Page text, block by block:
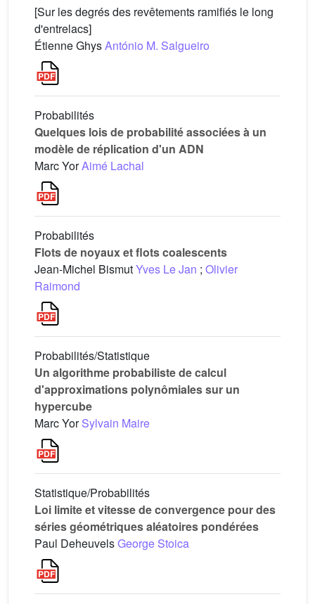
[Sur les degrés des revêtements ramifiés le long
d'entrelacs]
Étienne GhysAntónio M. Salgueiro
Probabilités
Quelques lois de probabilité associées à un
modèle de réplication d'un ADN
Marc YorAimé Lachal
Probabilités
Flots de noyaux et flots coalescents
Jean-Michel BismutYves Le Jan ; Olivier
Raimond
Probabilités/Statistique
Un algorithme probabiliste de calcul
d'approximations polynômiales sur un
hypercube
Marc YorSylvain Maire
Statistique/Probabilités
Loi limite et vitesse de convergence pour des
séries géométriques aléatoires pondérées
Paul DeheuvelsGeorge Stoica